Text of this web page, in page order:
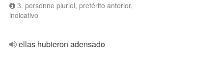
3. personne pluriel, pretérito anterior,
indicativo
ellas hubieron adensado